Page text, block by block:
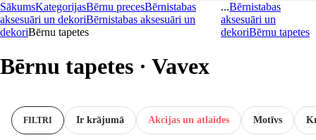
SākumsKategorijasBērnu precesBērnistabas
aksesuāri un dekoriBērnistabas aksesuāri un
dekoriBērnu tapetes
...Bērnistabas
aksesuāri un
dekoriBērnu tapetes
Bērnu tapetes · Vavex
FILTRI Ir krājumā Akcijas un atlaides Motīvs